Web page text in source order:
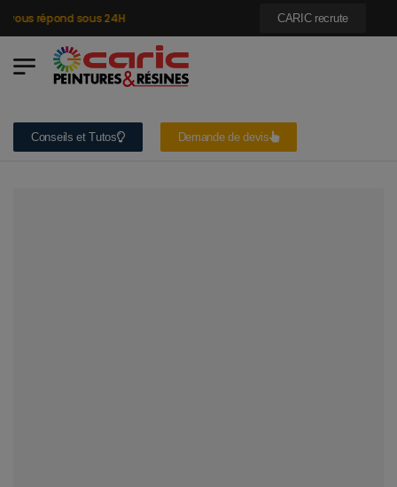
répond sous 24H CARIC recrute
Conseils et Tutos Demande de devis